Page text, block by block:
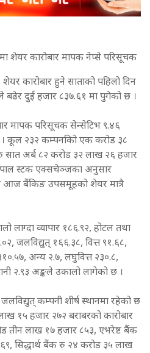
शेयर कारोबार मापक नेप्से परिसूचक
कारोबार हुने साताको पहिलो दिन
दुई हजार ८३७.६१ मा पुगेको छ ।
मापक परिसूचक सेन्सेटिभ ९.४६
कूल २३२ कम्पनकिो एक करोड ३८
सात अर्ब ८२ करोड ३२ लाख २६ हजार
स्टक एक्सचेञ्जका अनुसार
आज बैंकिङ उपसमूहको शेयर मात्रै
व्यापार १८६.९२, होटल तथा
जलविद्युत् १६६.३८, वित्त ९१.६८,
अन्य २.७, लघुवित्त २३०.८,
२.९३ अङ्कले उकालो लागेको छ ।
कम्पनी शीर्ष स्थानमा रहेको छ
१५ हजार २७२ बराबरको कारोबार
तीन लाख १७ हजार ८५३, एभरेष्ट बैंक
सिद्धार्थ बैंक रु २४ करोड ३५ लाख